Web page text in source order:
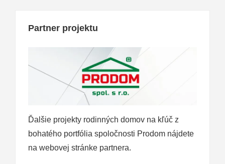
Partner projektu
Ďalšie projekty rodinných domov na kľúč z
bohatého portfólia spoločnosti Prodom nájdete
na webovej stránke partnera.